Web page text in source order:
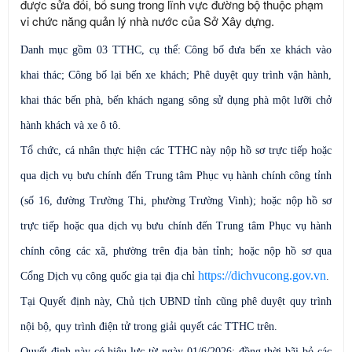
được sửa đổi, bổ sung trong lĩnh vực đường bộ thuộc phạm
vi chức năng quản lý nhà nước của Sở Xây dựng.
Danh mục gồm 03 TTHC, cụ thể: Công bố đưa bến xe khách vào
khai thác; Công bố lại bến xe khách; Phê duyệt quy trình vận hành,
khai thác bến phà, bến khách ngang sông sử dụng phà một lưỡi chở
hành khách và xe ô tô.
Tổ chức, cá nhân thực hiện các TTHC này nộp hồ sơ trực tiếp hoặc
qua dịch vụ bưu chính đến Trung tâm Phục vụ hành chính công tỉnh
(số 16, đường Trường Thi, phường Trường Vinh); hoặc nộp hồ sơ
trực tiếp hoặc qua dịch vụ bưu chính đến Trung tâm Phục vụ hành
chính công các xã, phường trên địa bàn tỉnh; hoặc nộp hồ sơ qua
Cổng Dịch vụ công quốc gia tại địa chỉ https://dichvucong.gov.vn.
Tại Quyết định này, Chủ tịch UBND tỉnh cũng phê duyệt quy trình
nội bộ, quy trình điện tử trong giải quyết các TTHC trên.